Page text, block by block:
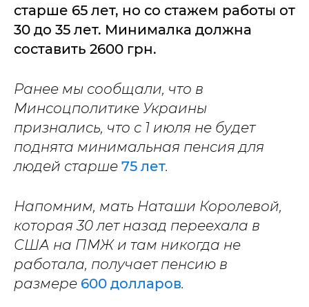
старше 65 лет, но со стажем работы от
30 до 35 лет. Минималка должна
составить 2600 грн.
Ранее мы сообщали, что в
Минсоцполитике Украины
признались, что с 1 июля не будет
поднята минимальная пенсия для
людей старше 75 лет.
Напомним, мать Наташи Королевой,
которая 30 лет назад переехала в
США на ПМЖ и там никогда не
работала, получает пенсию в
размере 600 долларов.